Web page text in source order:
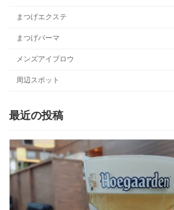
まつげエクステ
まつげパーマ
メンズアイブロウ
周辺スポット
最近の投稿